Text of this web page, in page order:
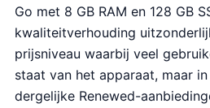
e
p
r
i
j
:
€
1
0
0
Go met 8 GB RAM en 128 GB
kwaliteitverhouding
prijsniveau waarbij veel
staat van het apparaat, maar
dergelijke Renewed-